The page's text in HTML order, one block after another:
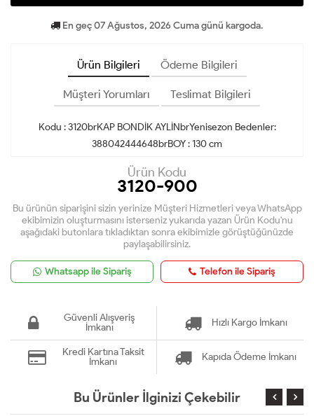
En geç 07 Ağustos, 2026 Cuma günü kargoda.
Ürün Bilgileri Ödeme Bilgileri
Müşteri Yorumları Teslimat Bilgileri
Kodu : 3120brKAP BONDİK AYLİNbrYenisezon Bedenler:
388042444648brBOY : 130 cm
Ürün Kodu
3120-900
Bu ürünün siparişini sizin yerinize Müşteri Hizmetleri veya WhatsApp
ekibimizin oluşturmasını isterseniz yukarıda yazan Ürün Kodu'nu
aşağıdaki butonlara tıkladıktan sonra ekibimizle görüştüğünüzde
paylaşabilirsiniz.
Whatsapp ile Sipariş Telefon ile Sipariş
Güvenli Alışveriş
İmkanı
Hızlı Kargo İmkanı
Kredi Kartına Taksit
İmkanı
Kapıda Ödeme İmkanı
Bu Ürünler İlginizi Çekebilir